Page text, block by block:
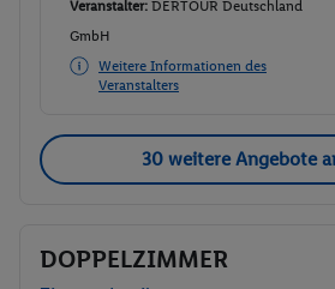
Veranstalter: DERTOUR Deutschland
GmbH
Weitere Informationen des
Veranstalters
30 weitere Angebote
DOPPELZIMMER